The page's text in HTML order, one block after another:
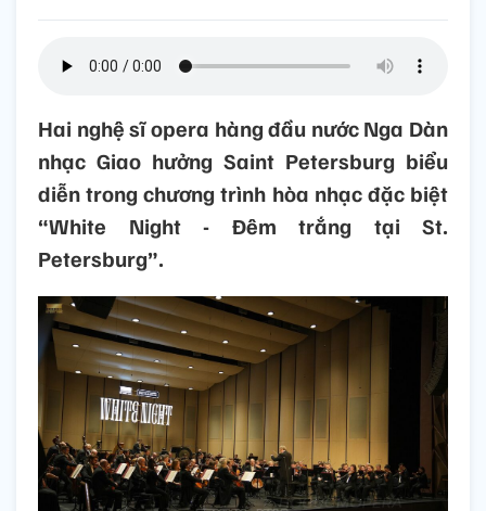
Hai nghệ sĩ opera hàng đầu nước Nga Dàn
nhạc Giao hưởng Saint Petersburg biểu
diễn trong chương trình hòa nhạc đặc biệt
“White Night - Đêm trắng tại St.
Petersburg”.